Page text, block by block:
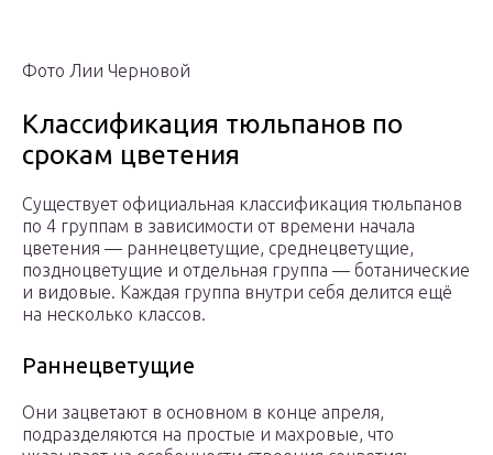
Фото Лии Черновой
Классификация тюльпанов по
срокам цветения
Существует официальная классификация тюльпанов
по 4 группам в зависимости от времени начала
цветения — раннецветущие, среднецветущие,
поздноцветущие и отдельная группа — ботанические
и видовые. Каждая группа внутри себя делится ещё
на несколько классов.
Раннецветущие
Они зацветают в основном в конце апреля,
подразделяются на простые и махровые, что